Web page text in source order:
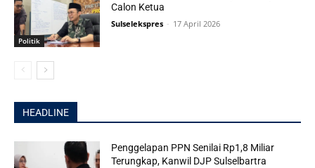
Politik
Calon Ketua
Sulselekspres - 17 April 2026
HEADLINE
Penggelapan PPN Senilai Rp1,8 Miliar
Terungkap, Kanwil DJP Sulselbartra